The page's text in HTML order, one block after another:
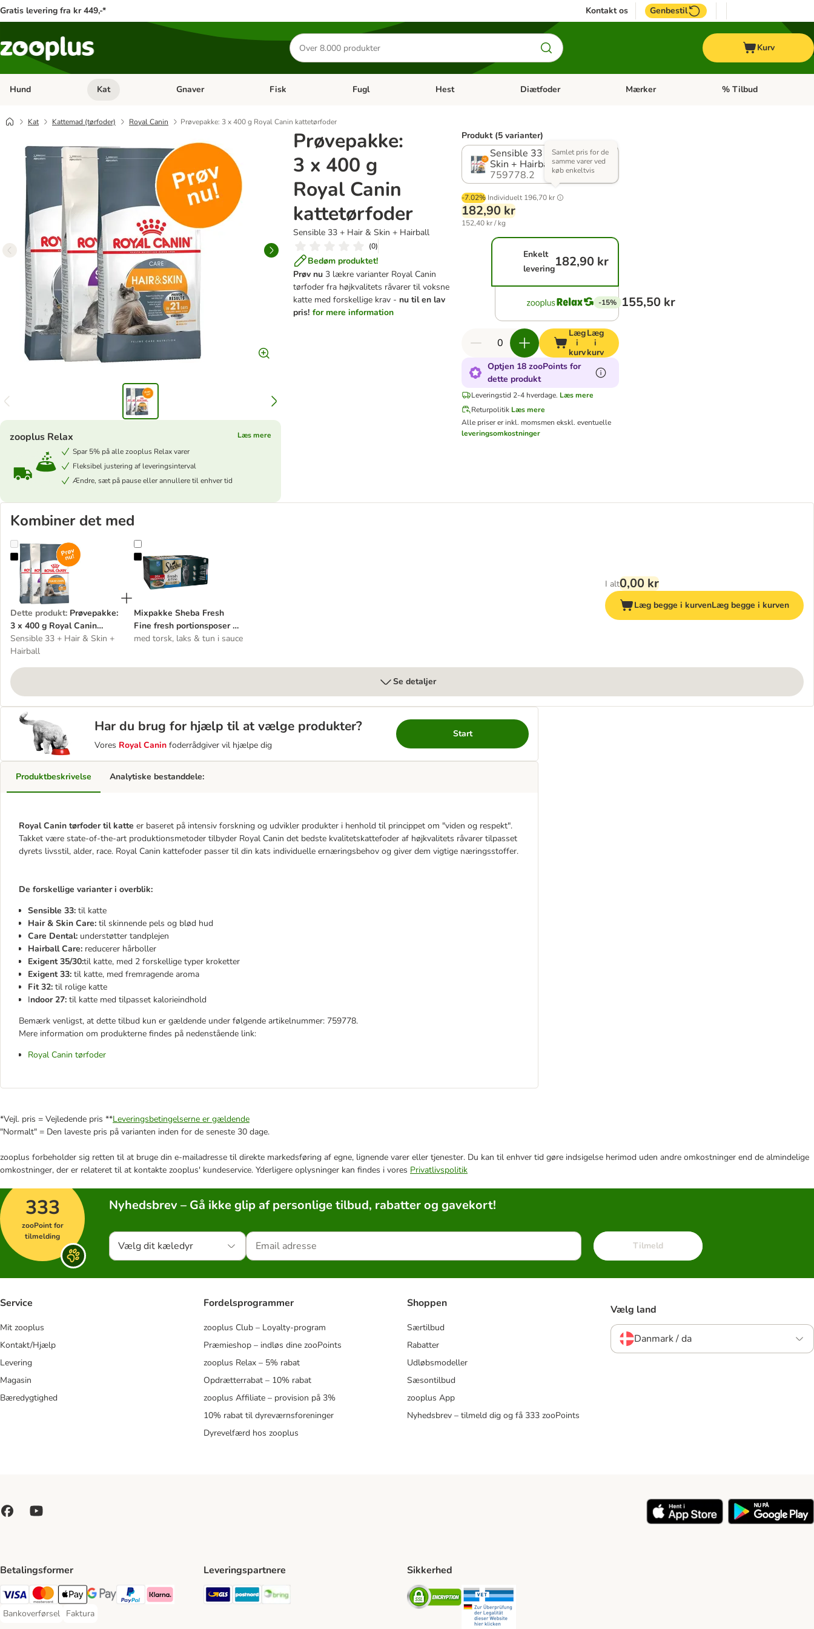
Gratis levering fra kr 449,-* Kontakt os Genbestil
Søg
efter
produkter
Kurv
Hund Åben kategori menu: Hund
Kat Åben kategori menu: Kat
Gnaver Åben kategori menu: Gnaver
Fisk Åben kategori menu: Fisk
Fugl Åben kategori menu: Fugl
Hest Åben kategori menu: Hest
Diætfoder Åben kategori menu: Diætfoder
Mærker Åben kategori menu:
% Tilbud
Kat Kattemad (tørfoder) Royal Canin Prøvepakke: 3 x 400 g Royal Canin kattetørfoder
Prøvepakke:
3 x 400 g
Royal Canin
kattetørfoder
Sensible 33 + Hair & Skin + Hairball
(0)
Bedøm produktet!
Prøv nu 3 lækre varianter Royal Canin
tørfoder fra højkvalitets råvarer til voksne
katte med forskellige krav - nu til en lav
pris! for mere information
zooplus Relax
Læs mere
Spar 5% på alle zooplus Relax varer
Fleksibel justering af leveringsinterval
Ændre, sæt på pause eller annullere til enhver tid
Produkt (5 varianter)
Sensible 33 + Hair &
Skin + Hairball
759778.2
-7.02% Individuelt 196,70 kr
Samlet pris for de
samme varer ved
køb enkeltvis
182,90 kr
152,40 kr / kg
Enkelt
levering182,90 kr
-15% 155,50 kr
Læg
i
kurv
Læg
i
kurv
Optjen 18 zooPoints for
dette produkt
Leveringstid 2-4 hverdage. Læs mere
Returpolitik Læs mere
Alle priser er inkl. momsmen ekskl. eventuelle
leveringsomkostninger
Kombiner det med
Prøvepakke: 3 x 400 g Royal Canin kattetørfoder
Dette produkt: Prøvepakke:
3 x 400 g Royal Canin
kattetørfoder
Sensible 33 + Hair & Skin +
Hairball
Mixpakke Sheba Fresh Fine fresh portionsposer 50 x 50 g
Mixpakke Sheba Fresh
Fine fresh portionsposer 50
x 50 g
med torsk, laks & tun i sauce
I alt0,00 kr
Læg begge i kurvenLæg begge i kurven
Se detaljer
Har du brug for hjælp til at vælge produkter?
Vores Royal Canin foderrådgiver vil hjælpe dig
Start
Produktbeskrivelse
Royal Canin tørfoder til katte er baseret på intensiv forskning og udvikler produkter i henhold til princippet om "viden og respekt".
Takket være state-of-the-art produktionsmetoder tilbyder Royal Canin det bedste kvalitetskattefoder af højkvalitets råvarer tilpasset
dyrets livsstil, alder, race. Royal Canin kattefoder passer til din kats individuelle ernæringsbehov og giver dem vigtige næringsstoffer.
De forskellige varianter i overblik:
Sensible 33: til katte
Hair & Skin Care: til skinnende pels og blød hud
Care Dental: understøtter tandplejen
Hairball Care: reducerer hårboller
Exigent 35/30:til katte, med 2 forskellige typer kroketter
Exigent 33: til katte, med fremragende aroma
Fit 32: til rolige katte
Indoor 27: til katte med tilpasset kalorieindhold
Bemærk venligst, at dette tilbud kun er gældende under følgende artikelnummer: 759778.
Mere information om produkterne findes på nedenstående link:
Royal Canin tørfoder
Analytiske bestanddele:
*Vejl. pris = Vejledende pris **Leveringsbetingelserne er gældende
"Normalt" = Den laveste pris på varianten inden for de seneste 30 dage.
zooplus forbeholder sig retten til at bruge din e-mailadresse til direkte markedsføring af egne, lignende varer eller tjenester. Du kan til enhver tid gøre indsigelse herimod uden andre omkostninger end de almindelige
omkostninger, der er relateret til at kontakte zooplus' kundeservice. Yderligere oplysninger kan findes i vores Privatlivspolitik
333
zooPoint for
tilmelding
Nyhedsbrev – Gå ikke glip af personlige tilbud, rabatter og gavekort!
Vælg dit kæledyr Tilmeld
Service
Mit zooplus
Kontakt/Hjælp
Levering
Magasin
Bæredygtighed
Fordelsprogrammer
zooplus Club – Loyalty-program
Præmieshop – indløs dine zooPoints
zooplus Relax – 5% rabat
Opdrætterrabat – 10% rabat
zooplus Affiliate – provision på 3%
10% rabat til dyreværnsforeninger
Dyrevelfærd hos zooplus
Shoppen
Særtilbud
Rabatter
Udløbsmodeller
Sæsontilbud
zooplus App
Nyhedsbrev – tilmeld dig og få 333 zooPoints
Vælg land
Danmark / da
Betalingsformer
VISA Payment Method
Mastercard Payment Method
Apply pay Payment Method
Google Pay Payment Method
paypal Payment Method
Klarna Payment Method
Bankoverførsel
Bankoverførsel Payment Method
Faktura
Faktura Payment Method
Leveringspartnere
GLS Shipping Method
Postnord Shipping Method
Sikkerhed
Security